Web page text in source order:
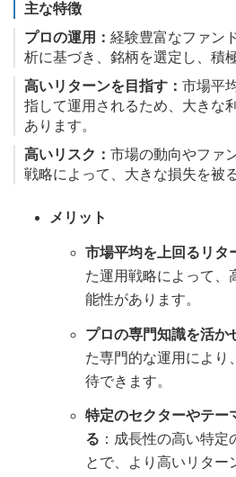
主な特徴
プロの運用： 経験豊富なファン
析に基づき、銘柄を選定し、積
高いリターンを目指す： 市場平
指して運用されるため、大きな
あります。
高いリスク： 市場の動向やファ
戦略によって、大きな損失を被
メリット
市場平均を上回るリタ
た運用戦略によって、
能性があります。
プロの専門知識を活か
た専門的な運用により
待できます。
特定のセクターやテー
る ：成長性の高い特
とで、より高いリター